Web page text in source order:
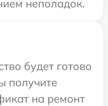
неполадок.
будет готово
получите
на ремонт